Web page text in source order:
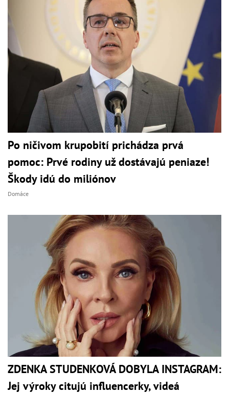
Po ničivom krupobití prichádza prvá
pomoc: Prvé rodiny už dostávajú peniaze!
Škody idú do miliónov
Domáce
ZDENKA STUDENKOVÁ DOBYLA INSTAGRAM:
Jej výroky citujú influencerky, videá